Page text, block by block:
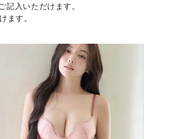
記入いただけます。
ます。